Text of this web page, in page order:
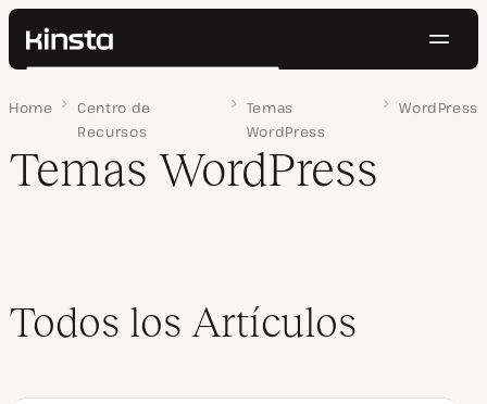
Kinsta®
Soluciones
Recursos
Buscar
Iniciar Sesión Pruébalo gratis
Home
Centro de
Recursos
Temas
WordPress
WordPress
Página 3
Temas WordPress
Todos los Artículos